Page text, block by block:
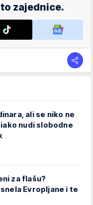
zajednice.
ali se niko ne
nudi slobodne
za flašu?
Evropljane i te